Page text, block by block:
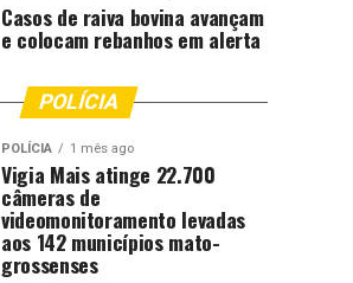
Casos de raiva bovina avançam
e colocam rebanhos em alerta
POLÍCIA
POLÍCIA 1 mês ago
Vigia Mais atinge 22.700
câmeras de
videomonitoramento levadas
aos 142 municípios mato-
grossenses